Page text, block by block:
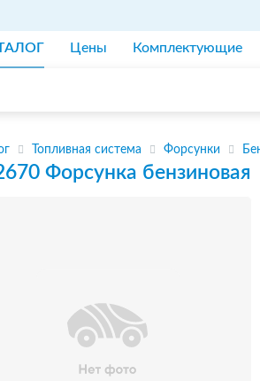
Цены Комплектующие
Топливная система Форсунки
Форсунка бензиновая